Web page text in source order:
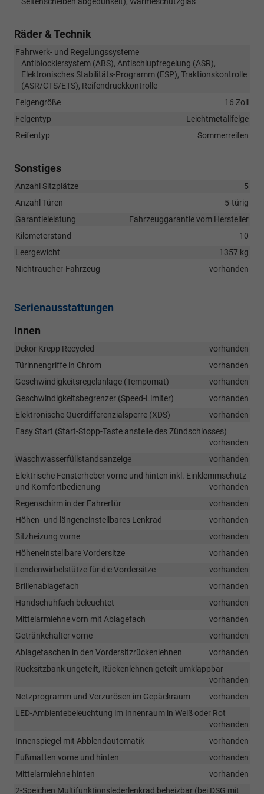
Räder & Technik
Fahrwerk- und Regelungssysteme
Antiblockiersystem (ABS), Antischlupfregelung (ASR),
Elektronisches Stabilitäts-Programm (ESP), Traktionskontrolle
(ASR/CTS/ETS), Reifendruckkontrolle
Felgengröße
16 Zoll
Felgentyp
Leichtmetallfelge
Reifentyp
Sommerreifen
Sonstiges
Anzahl Sitzplätze
5
Anzahl Türen
5-türig
Garantieleistung
Fahrzeuggarantie vom Hersteller
Kilometerstand
10
Leergewicht
1357 kg
Nichtraucher-Fahrzeug
vorhanden
Serienausstattungen
Innen
Dekor Krepp Recycled
vorhanden
Türinnengriffe in Chrom
vorhanden
Geschwindigkeitsregelanlage (Tempomat)
vorhanden
Geschwindigkeitsbegrenzer (Speed-Limiter)
vorhanden
Elektronische Querdifferenzialsperre (XDS)
vorhanden
Easy Start (Start-Stopp-Taste anstelle des Zündschlosses)
vorhanden
Waschwasserfüllstandsanzeige
vorhanden
Elektrische Fensterheber vorne und hinten inkl. Einklemmschutz
und Komfortbedienung
vorhanden
Regenschirm in der Fahrertür
vorhanden
Höhen- und längeneinstellbares Lenkrad
vorhanden
Sitzheizung vorne
vorhanden
Höheneinstellbare Vordersitze
vorhanden
Lendenwirbelstütze für die Vordersitze
vorhanden
Brillenablagefach
vorhanden
Handschuhfach beleuchtet
vorhanden
Mittelarmlehne vorn mit Ablagefach
vorhanden
Getränkehalter vorne
vorhanden
Ablagetaschen in den Vordersitzrückenlehnen
vorhanden
Rücksitzbank ungeteilt, Rückenlehnen geteilt umklappbar
vorhanden
Netzprogramm und Verzurösen im Gepäckraum
vorhanden
LED-Ambientebeleuchtung im Innenraum in Weiß oder Rot
vorhanden
Innenspiegel mit Abblendautomatik
vorhanden
Fußmatten vorne und hinten
vorhanden
Mittelarmlehne hinten
vorhanden
2-Speichen Multifunktionslederlenkrad beheizbar (bei DSG mit